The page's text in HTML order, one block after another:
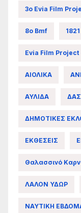
3ο Evia Film
8ο Bmf 1821
Evia Film Project
ΑΙΟΛΙΚΑ
ΑΥΛΙΔΑ
ΔΗΜΟΤΙΚΕΣ
ΕΚΘΕΣΕΙΣ
Θαλασσινό
ΛΑΛΟΝ ΥΔΩΡ
ΝΑΥΤΙΚΗ